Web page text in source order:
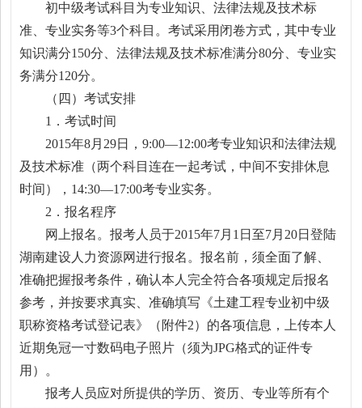
初中级考试科目为专业知识、法律法规及技术标
准、专业实务等3个科目。考试采用闭卷方式，其中专业
知识满分150分、法律法规及技术标准满分80分、专业实
务满分120分。
（四）考试安排
1．考试时间
2015年8月29日，9:00—12:00考专业知识和法律法规
及技术标准（两个科目连在一起考试，中间不安排休息
时间），14:30—17:00考专业实务。
2．报名程序
网上报名。报考人员于2015年7月1日至7月20日登陆
湖南建设人力资源网进行报名。报名前，须全面了解、
准确把握报考条件，确认本人完全符合各项规定后报名
参考，并按要求真实、准确填写《土建工程专业初中级
职称资格考试登记表》（附件2）的各项信息，上传本人
近期免冠一寸数码电子照片（须为JPG格式的证件专
用）。
报考人员应对所提供的学历、资历、专业等所有个